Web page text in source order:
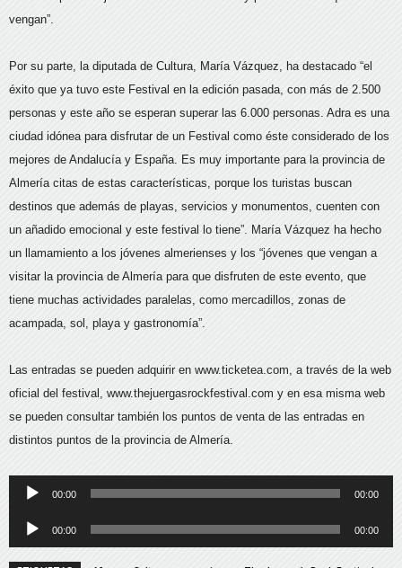
vengan”.
Por su parte, la diputada de Cultura, María Vázquez, ha destacado “el
éxito que ya tuvo este Festival en la edición pasada, con más de 2.500
personas y este año se esperan superar las 6.000 personas. Adra es una
ciudad idónea para disfrutar de un Festival como éste considerado de los
mejores de Andalucía y España. Es muy importante para la provincia de
Almería citas de estas características, porque los turistas buscan
destinos que además de playas, servicios y monumentos, cuenten con
un añadido emocional y este festival lo tiene”. María Vázquez ha hecho
un llamamiento a los jóvenes almerienses y los “jóvenes que vengan a
visitar la provincia de Almería para que disfruten de este evento, que
tiene muchas actividades paralelas, como mercadillos, zonas de
acampada, sol, playa y gastronomía”.
Las entradas se pueden adquirir en www.ticketea.com, a través de la web
oficial del festival, www.thejuergasrockfestival.com y en esa misma web
se pueden consultar también los puntos de venta de las entradas en
distintos puntos de la provincia de Almería.
Reproductor
audio
00:00 00:00
Reproductor
de
00:00 00:00